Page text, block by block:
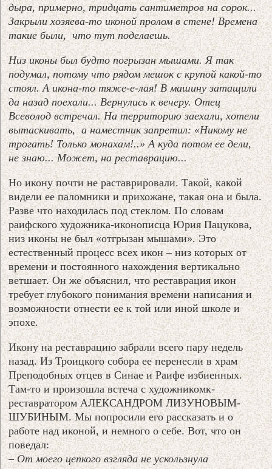
дыра, примерно, тридцать сантиметров на сорок...
Закрыли хозяева-то иконой пролом в стене! Времена
такие были, что тут поделаешь.
Низ иконы был будто погрызан мышами. Я так
подумал, потому что рядом мешок с крупой какой-то
стоял. А икона-то тяже-е-лая! В машину затащили
да назад поехали... Вернулись к вечеру. Отец
Всеволод встречал. На территорию заехали, хотели
вытаскивать, а наместник запретил: «Никому не
трогать! Только монахам!..» А куда потом ее дели,
не знаю... Может, на реставрацию...
Но икону почти не раставрировали. Такой, какой
видели ее паломники и прихожане, такая она и была.
Разве что находилась под стеклом. По словам
раифского художника-иконописца Юрия Пацукова,
низ иконы не был «отгрызан мышами». Это
естественный процесс всех икон – низ которых от
времени и постоянного нахождения вертикально
ветшает. Он же объяснил, что реставрация икон
требует глубокого понимания времени написания и
возможности отнести ее к той или иной школе и
эпохе.
Икону на реставрацию забрали всего пару недель
назад. Из Троицкого собора ее перенесли в храм
Преподобных отцев в Синае и Раифе избиенных.
Там-то и произошла встеча с художникомк-
реставратором АЛЕКСАНДРОМ ЛИЗУНОВЫМ-
ШУБИНЫМ. Мы попросили его рассказать и о
работе над иконой, и немного о себе. Вот, что он
поведал:
– От моего цепкого взгляда не ускользнула